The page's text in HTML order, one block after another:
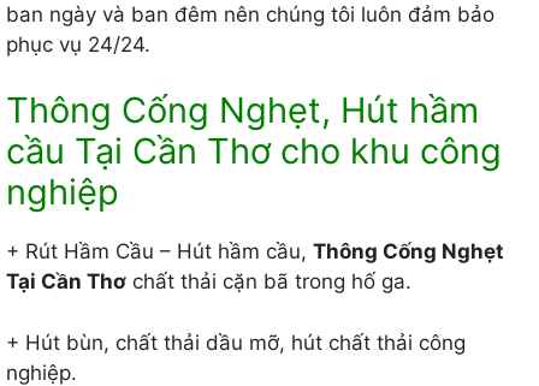
ban ngày và ban đêm nên chúng tôi luôn đảm bảo
phục vụ 24/24.
Thông Cống Nghẹt, Hút hầm
cầu Tại Cần Thơ cho khu công
nghiệp
+ Rút Hầm Cầu – Hút hầm cầu, Thông Cống Nghẹt
Tại Cần Thơ chất thải cặn bã trong hố ga.
+ Hút bùn, chất thải dầu mỡ, hút chất thải công
nghiệp.